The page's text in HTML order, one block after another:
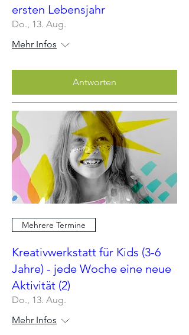
ersten Lebensjahr
Do., 13. Aug.
Mehr Infos
Antworten
Mehrere Termine
Kreativwerkstatt für Kids (3-6
Jahre) - jede Woche eine neue
Aktivität (2)
Do., 13. Aug.
Mehr Infos